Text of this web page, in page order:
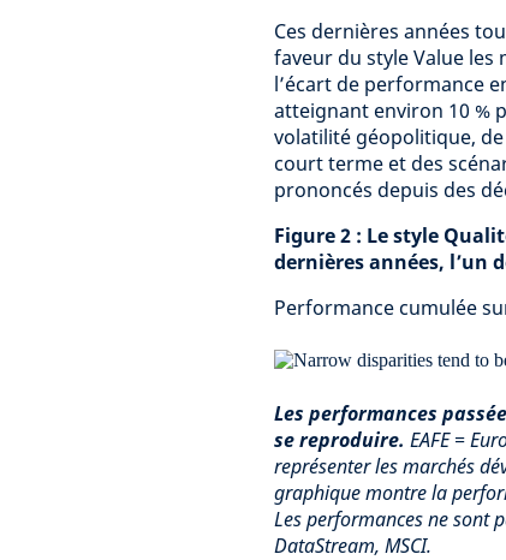
Ces dernières années
faveur du style Value
l’écart de performance
atteignant environ 10 %
volatilité géopolitique,
court terme et des
prononcés depuis des
Figure 2 : Le style
dernières années, l’un
Performance cumulée
Les performances
se reproduire. EAFE =
représenter les marchés
graphique montre la
Les performances ne sont
DataStream, MSCI.